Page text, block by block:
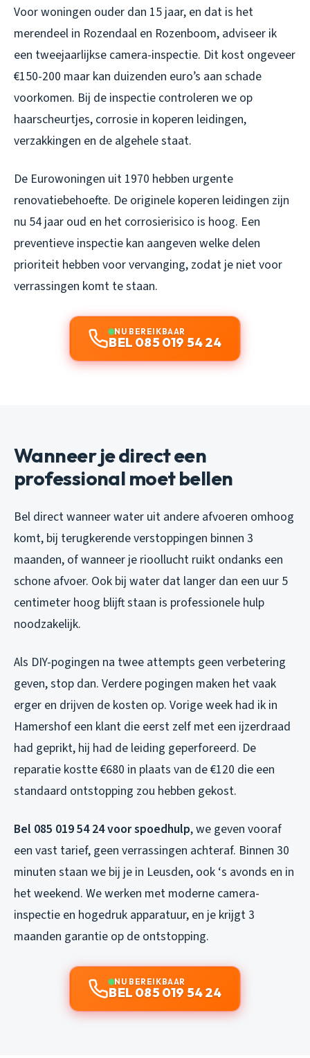
Voor woningen ouder dan 15 jaar, en dat is het
merendeel in Rozendaal en Rozenboom, adviseer ik
een tweejaarlijkse camera-inspectie. Dit kost ongeveer
€150-200 maar kan duizenden euro’s aan schade
voorkomen. Bij de inspectie controleren we op
haarscheurtjes, corrosie in koperen leidingen,
verzakkingen en de algehele staat.
De Eurowoningen uit 1970 hebben urgente
renovatiebehoefte. De originele koperen leidingen zijn
nu 54 jaar oud en het corrosierisico is hoog. Een
preventieve inspectie kan aangeven welke delen
prioriteit hebben voor vervanging, zodat je niet voor
verrassingen komt te staan.
NU BEREIKBAAR
BEL 085 019 54 24
Wanneer je direct een
professional moet bellen
Bel direct wanneer water uit andere afvoeren omhoog
komt, bij terugkerende verstoppingen binnen 3
maanden, of wanneer je rioollucht ruikt ondanks een
schone afvoer. Ook bij water dat langer dan een uur 5
centimeter hoog blijft staan is professionele hulp
noodzakelijk.
Als DIY-pogingen na twee attempts geen verbetering
geven, stop dan. Verdere pogingen maken het vaak
erger en drijven de kosten op. Vorige week had ik in
Hamershof een klant die eerst zelf met een ijzerdraad
had geprikt, hij had de leiding geperforeerd. De
reparatie kostte €680 in plaats van de €120 die een
standaard ontstopping zou hebben gekost.
Bel 085 019 54 24 voor spoedhulp, we geven vooraf
een vast tarief, geen verrassingen achteraf. Binnen 30
minuten staan we bij je in Leusden, ook ‘s avonds en in
het weekend. We werken met moderne camera-
inspectie en hogedruk apparatuur, en je krijgt 3
maanden garantie op de ontstopping.
NU BEREIKBAAR
BEL 085 019 54 24